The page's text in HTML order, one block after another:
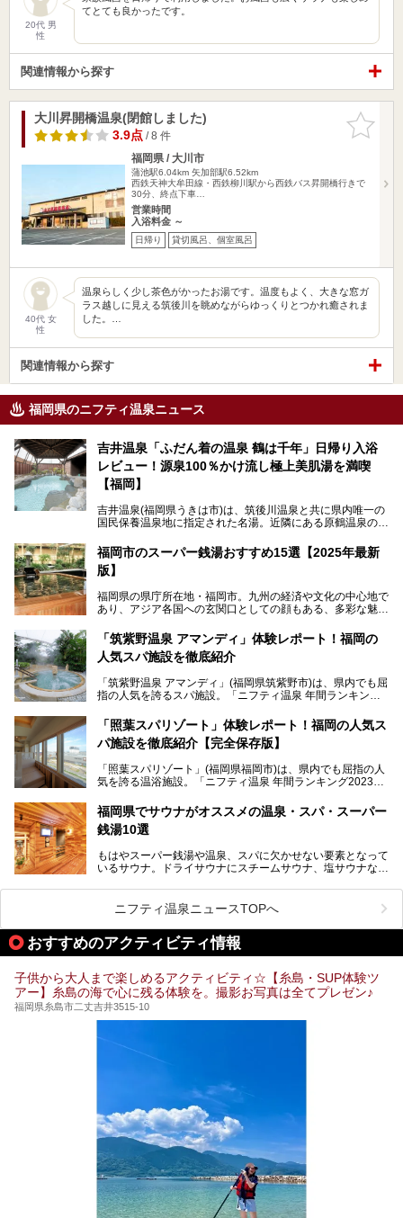
20代 男
性
てとても良かったです。
関連情報から探す
お気に入
りに追加
大川昇開橋温泉(閉館しました)
3.9点/ 8 件
福岡県 / 大川市
蒲池駅6.04km 矢加部駅6.52km
西鉄天神大牟田線・西鉄柳川駅から西鉄バス昇開橋行きで
30分、終点下車…
営業時間
入浴料金 ～
日帰り 貸切風呂、個室風呂
40代 女
性
温泉らしく少し茶色がかったお湯です。温度もよく、大きな窓ガ
ラス越しに見える筑後川を眺めながらゆっくりとつかれ癒されま
した。…
関連情報から探す
福岡県のニフティ温泉ニュース
吉井温泉「ふだん着の温泉 鶴は千年」日帰り入浴
レビュー！源泉100％かけ流し極上美肌湯を満喫
【福岡】
吉井温泉(福岡県うきは市)は、筑後川温泉と共に県内唯一の
国民保養温泉地に指定された名湯。近隣にある原鶴温泉の観
す。
「ふだん着の温泉 鶴は千年」は、吉井温泉にある日帰り入
住民や温泉ファンに愛され続けています。今回は筆者自ら日
帰り入浴し、自慢の温泉を中心に詳細レビューします！
福岡市のスーパー銭湯おすすめ15選【2025年最新
版】
福岡県の県庁所在地・福岡市。九州の経済や文化の中心地で
あり、アジア各国への玄関口としての顔もある、多彩な魅力
そんな福岡市は、スーパー銭湯も多種多彩。玄界灘を眺めら
れるリゾート気分満点のスーパー銭湯から、繁華街近くのレ
いスーパー銭湯を一挙ご紹介します。
「筑紫野温泉 アマンディ」体験レポート！福岡の
人気スパ施設を徹底紹介
「筑紫野温泉 アマンディ」(福岡県筑紫野市)は、県内でも屈
指の人気を誇るスパ施設。「ニフティ温泉 年間ランキング2
入浴客で賑わっています。
そこで今回は、ニフティ温泉ライターである筆者が現地訪
ーム・併設するレストランを体験し、それらの全貌を徹底紹
介します！
「照葉スパリゾート」体験レポート！福岡の人気ス
パ施設を徹底紹介【完全保存版】
「照葉スパリゾート」(福岡県福岡市)は、県内でも屈指の人
気を誇る温浴施設。「ニフティ温泉 年間ランキング2023」
常連客で賑わっています。
そこで今回は、ニフティ温泉ライターである筆者が現地体
ューズメント・宿泊施設・グルメ・その他施設まで、多彩な
る全貌と魅力を徹底紹介します！
福岡県でサウナがオススメの温泉・スパ・スーパー
銭湯10選
もはやスーパー銭湯や温泉、スパに欠かせない要素となって
いるサウナ。ドライサウナにスチームサウナ、塩サウナな
ペース、ロウリュウなど、心ゆくまで楽しむためのサービス
が充実した施設も多くみられます。
今回はそんなサウナにこだわった、福岡県内のオススメ温
泉・銭湯・スパを10件紹介したいと思います！
ニフティ温泉ニュースTOPへ
おすすめのアクティビティ情報
子供から大人まで楽しめるアクティビティ☆【糸島・SUP体験ツ
アー】糸島の海で心に残る体験を。撮影お写真は全てプレゼン♪
福岡県糸島市二丈吉井3515-10